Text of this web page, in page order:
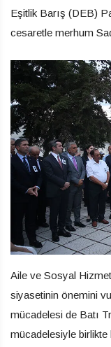
Eşitlik Barış (DEB)
cesaretle merhum
Aile ve Sosyal
siyasetinin önemini
mücadelesi de Batı
mücadelesiyle